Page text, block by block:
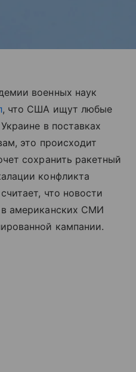
военных наук
, что США ищут любые
в поставках
это происходит
сохранить ракетный
конфликта
что новости
американских СМИ
кампании.